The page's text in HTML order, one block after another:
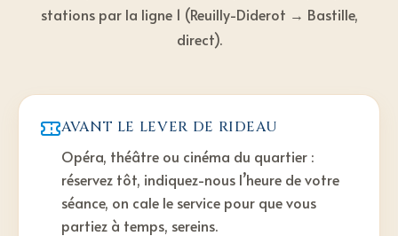
stations par la ligne 1 (Reuilly-Diderot → Bastille,
direct).
AVANT LE LEVER DE RIDEAU
Opéra, théâtre ou cinéma du quartier :
réservez tôt, indiquez-nous l’heure de votre
séance, on cale le service pour que vous
partiez à temps, sereins.